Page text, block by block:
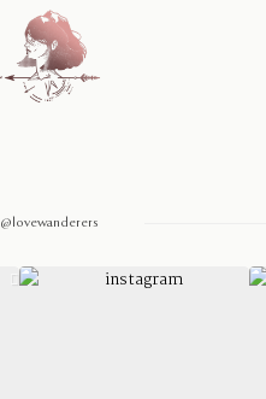
@lovewanderers